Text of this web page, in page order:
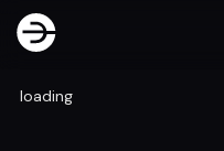
loading